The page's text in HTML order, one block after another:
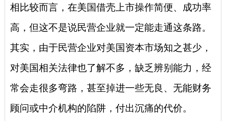
相比较而言，在美国借壳上市操作简便、成功率
高，但这不是说民营企业就一定能走通这条路。
其实，由于民营企业对美国资本市场知之甚少，
对美国相关法律也了解不多，缺乏辨别能力，经
常会走很多弯路，甚至掉进一些无良、无能财务
顾问或中介机构的陷阱，付出沉痛的代价。